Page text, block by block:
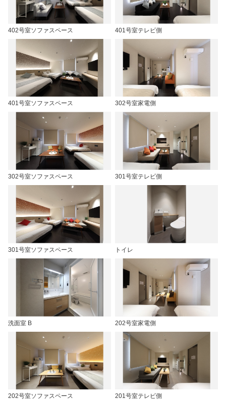
402号室ソファスペース 401号室テレビ側
401号室ソファスペース 302号室家電側
302号室ソファスペース 301号室テレビ側
301号室ソファスペース トイレ
洗面室 B 202号室家電側
202号室ソファスペース 201号室テレビ側